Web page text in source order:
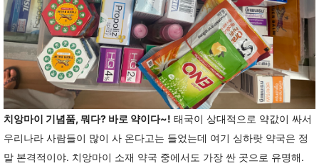
치앙마이 기념품, 뭐다? 바로 약이다~! 태국이 상대적으로 약값이 싸서
우리나라 사람들이 많이 사 온다고는 들었는데 여기 싱하랏 약국은 정
말 본격적이야. 치앙마이 소재 약국 중에서도 가장 싼 곳으로 유명해.